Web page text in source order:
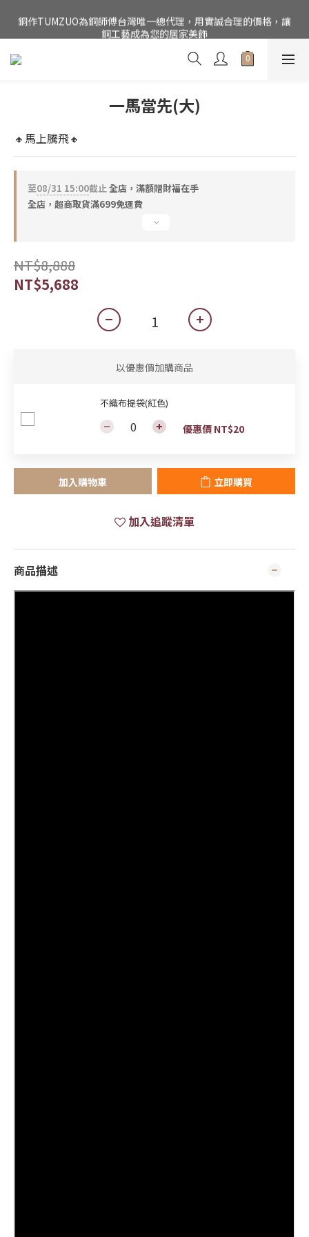
公司電話(02)27852017，門市為預約制【請點我】
銅作TUMZUO為銅師傅台灣唯一總代理，用實誠合理的價格，讓
銅工藝成為您的居家美飾
公司電話(02)27852017，門市為預約制【請點我】
一馬當先(大)
🔸馬上騰飛🔸
至08/31 15:00截止全店，滿額贈財福在手
全店，超商取貨滿699免運費
NT$8,888
NT$5,688
以優惠價加購商品
不織布提袋(紅色)
優惠價 NT$20
加入購物車 立即購買
加入追蹤清單
商品描述